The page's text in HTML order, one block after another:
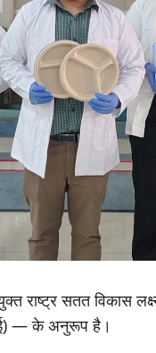
राष्ट्र सतत विकास
— के अनुरूप है।